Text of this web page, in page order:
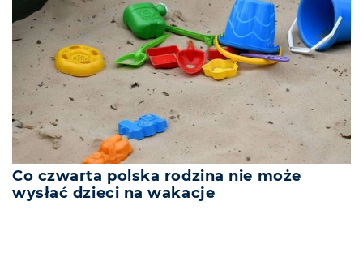
Co czwarta polska rodzina nie może
wysłać dzieci na wakacje